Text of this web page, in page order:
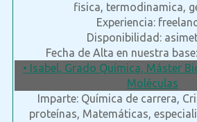
fisica, termodinamica,
Experiencia:
Disponibilidad:
Fecha de Alta en nuestra
• Isabel, Grado Química, Máster
Moléculas
Imparte: Química de carrera,
proteínas, Matemáticas,